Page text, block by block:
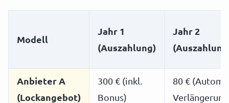
Modell
Jahr 1
(Auszahlung)
Jahr 2
Anbieter A
(Lockangebot)
300 € (inkl.
Bonus)
80 € (Autom.